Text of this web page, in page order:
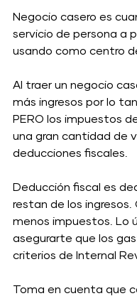
Negocio casero es
servicio de persona a
usando como centro
Al traer un negocio
más ingresos por lo
PERO los impuestos
una gran cantidad de
deducciones fiscales.
Deducción fiscal es
restan de los ingresos.
menos impuestos. Lo
asegurarte que los
criterios de Internal
Toma en cuenta que